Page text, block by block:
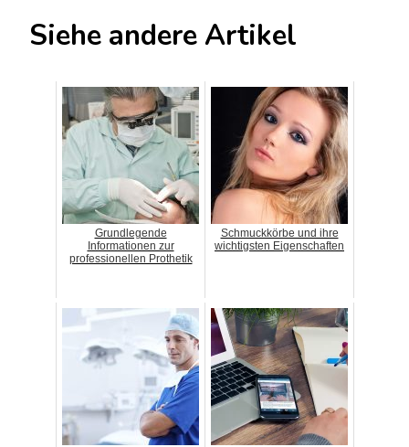
Siehe andere Artikel
Grundlegende
Informationen zur
professionellen Prothetik
Schmuckkörbe und ihre
wichtigsten Eigenschaften